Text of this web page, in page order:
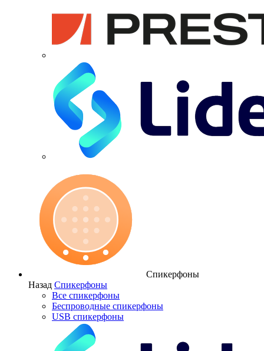
Спикерфоны
Назад Спикерфоны
Все спикерфоны
Беспроводные спикерфоны
USB спикерфоны